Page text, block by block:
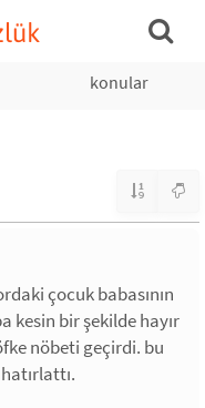
konular
çocuk babasının
kesin bir şekilde hayır
nöbeti geçirdi. bu